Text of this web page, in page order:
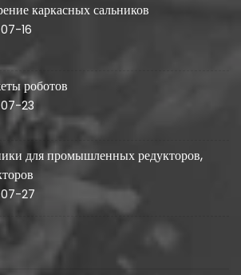
каркасных сальников
16
роботов
23
для промышленных редукторов,
27